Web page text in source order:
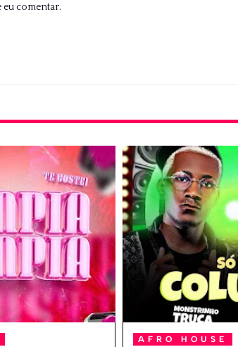
eu comentar.
AFRO HOUSE